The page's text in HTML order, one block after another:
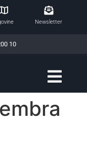
Newsletter
10